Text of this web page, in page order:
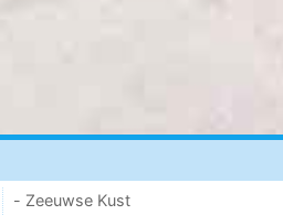
- Zeeuwse Kust